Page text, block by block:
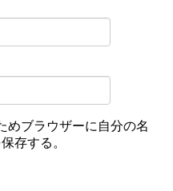
めブラウザーに自分の名
存する。